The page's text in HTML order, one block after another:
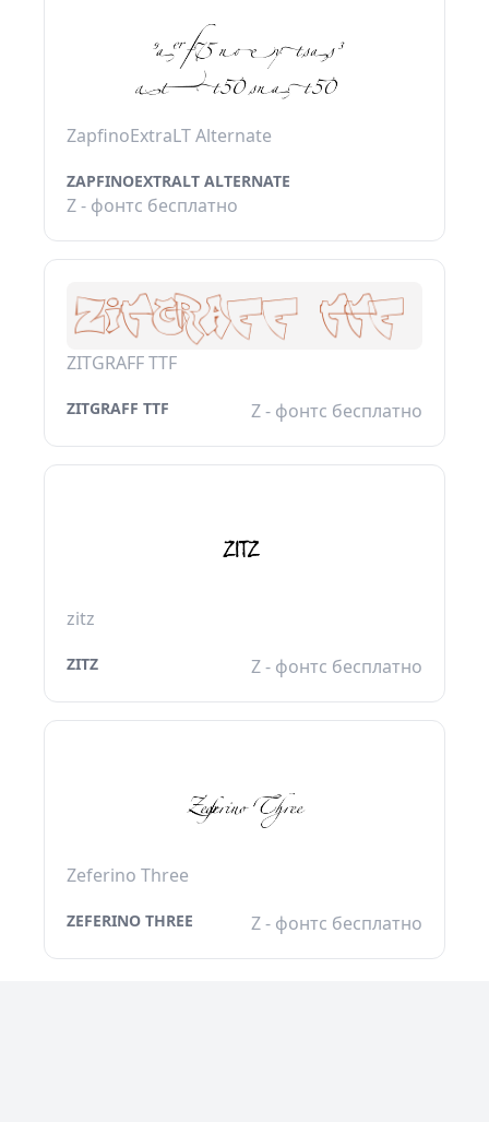
ZapfinoExtraLT Alternate
ZAPFINOEXTRALT ALTERNATE
Z - фонтс бесплатно
ZITGRAFF TTF
ZITGRAFF TTF Z - фонтс бесплатно
zitz
ZITZ Z - фонтс бесплатно
Zeferino Three
ZEFERINO THREE Z - фонтс бесплатно